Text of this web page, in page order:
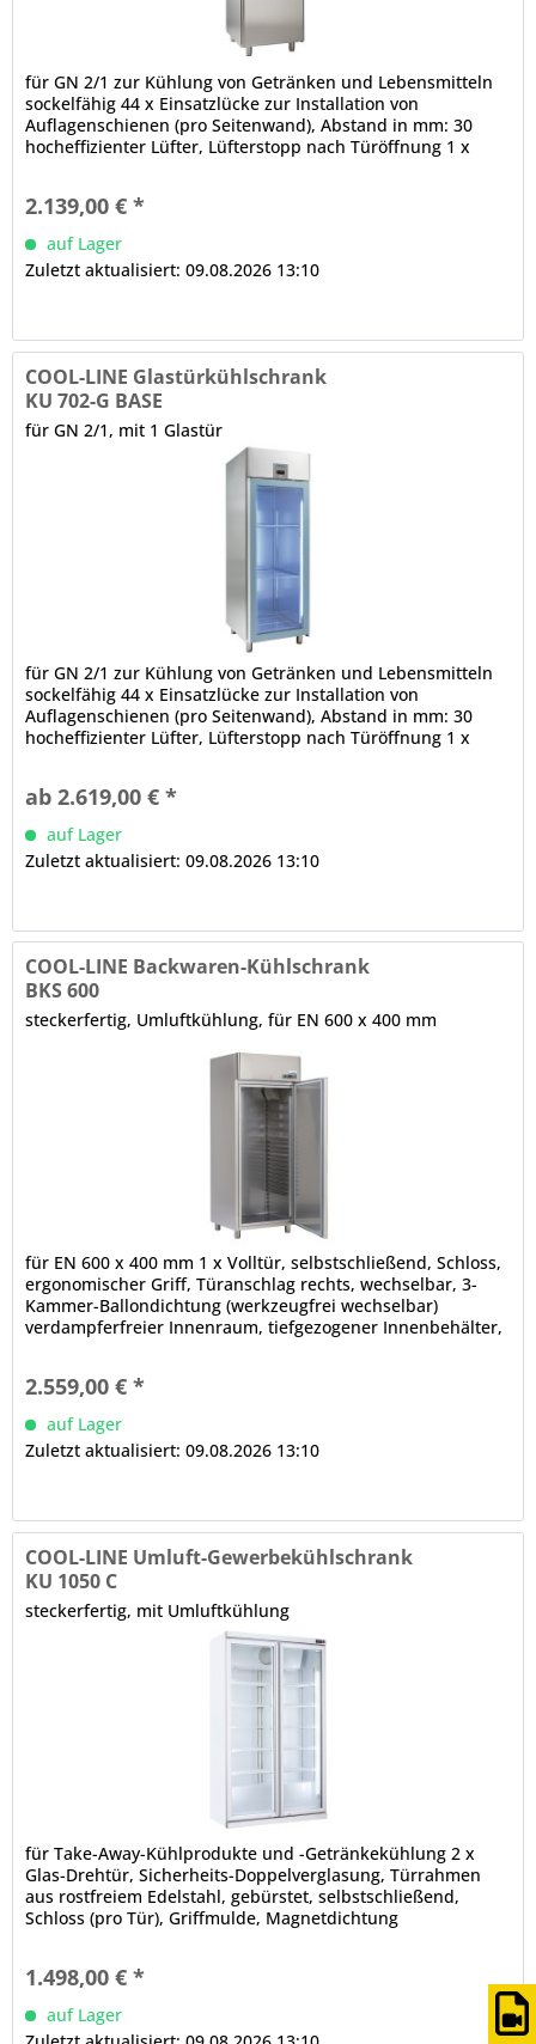
für GN 2/1 zur Kühlung von Getränken und Lebensmitteln
sockelfähig 44 x Einsatzlücke zur Installation von
Auflagenschienen (pro Seitenwand), Abstand in mm: 30
hocheffizienter Lüfter, Lüfterstopp nach Türöffnung 1 x
Ballondichtung (werkzeugfrei wechselbar)...
2.139,00 € *
auf Lager
Zuletzt aktualisiert: 09.08.2026 13:10
COOL-LINE Glastürkühlschrank
KU 702-G BASE
für GN 2/1, mit 1 Glastür
für GN 2/1 zur Kühlung von Getränken und Lebensmitteln
sockelfähig 44 x Einsatzlücke zur Installation von
Auflagenschienen (pro Seitenwand), Abstand in mm: 30
hocheffizienter Lüfter, Lüfterstopp nach Türöffnung 1 x
wechselbar, 3-Kammer-Ballondichtung (werkzeugfrei...
ab 2.619,00 € *
auf Lager
Zuletzt aktualisiert: 09.08.2026 13:10
COOL-LINE Backwaren-Kühlschrank
BKS 600
steckerfertig, Umluftkühlung, für EN 600 x 400 mm
für EN 600 x 400 mm 1 x Volltür, selbstschließend, Schloss,
ergonomischer Griff, Türanschlag rechts, wechselbar, 3-
Kammer-Ballondichtung (werkzeugfrei wechselbar)
verdampferfreier Innenraum, tiefgezogener Innenbehälter,
automatische Abtauung, automatische...
2.559,00 € *
auf Lager
Zuletzt aktualisiert: 09.08.2026 13:10
COOL-LINE Umluft-Gewerbekühlschrank
KU 1050 C
steckerfertig, mit Umluftkühlung
für Take-Away-Kühlprodukte und -Getränkekühlung 2 x
Glas-Drehtür, Sicherheits-Doppelverglasung, Türrahmen
aus rostfreiem Edelstahl, gebürstet, selbstschließend,
Schloss (pro Tür), Griffmulde, Magnetdichtung
Steuerung Digitalanzeige automatische Abtauung,
automatische...
1.498,00 € *
auf Lager